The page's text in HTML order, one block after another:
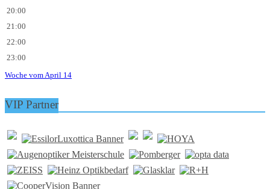
20:00
21:00
22:00
23:00
Woche vom April 14
VIP Partner